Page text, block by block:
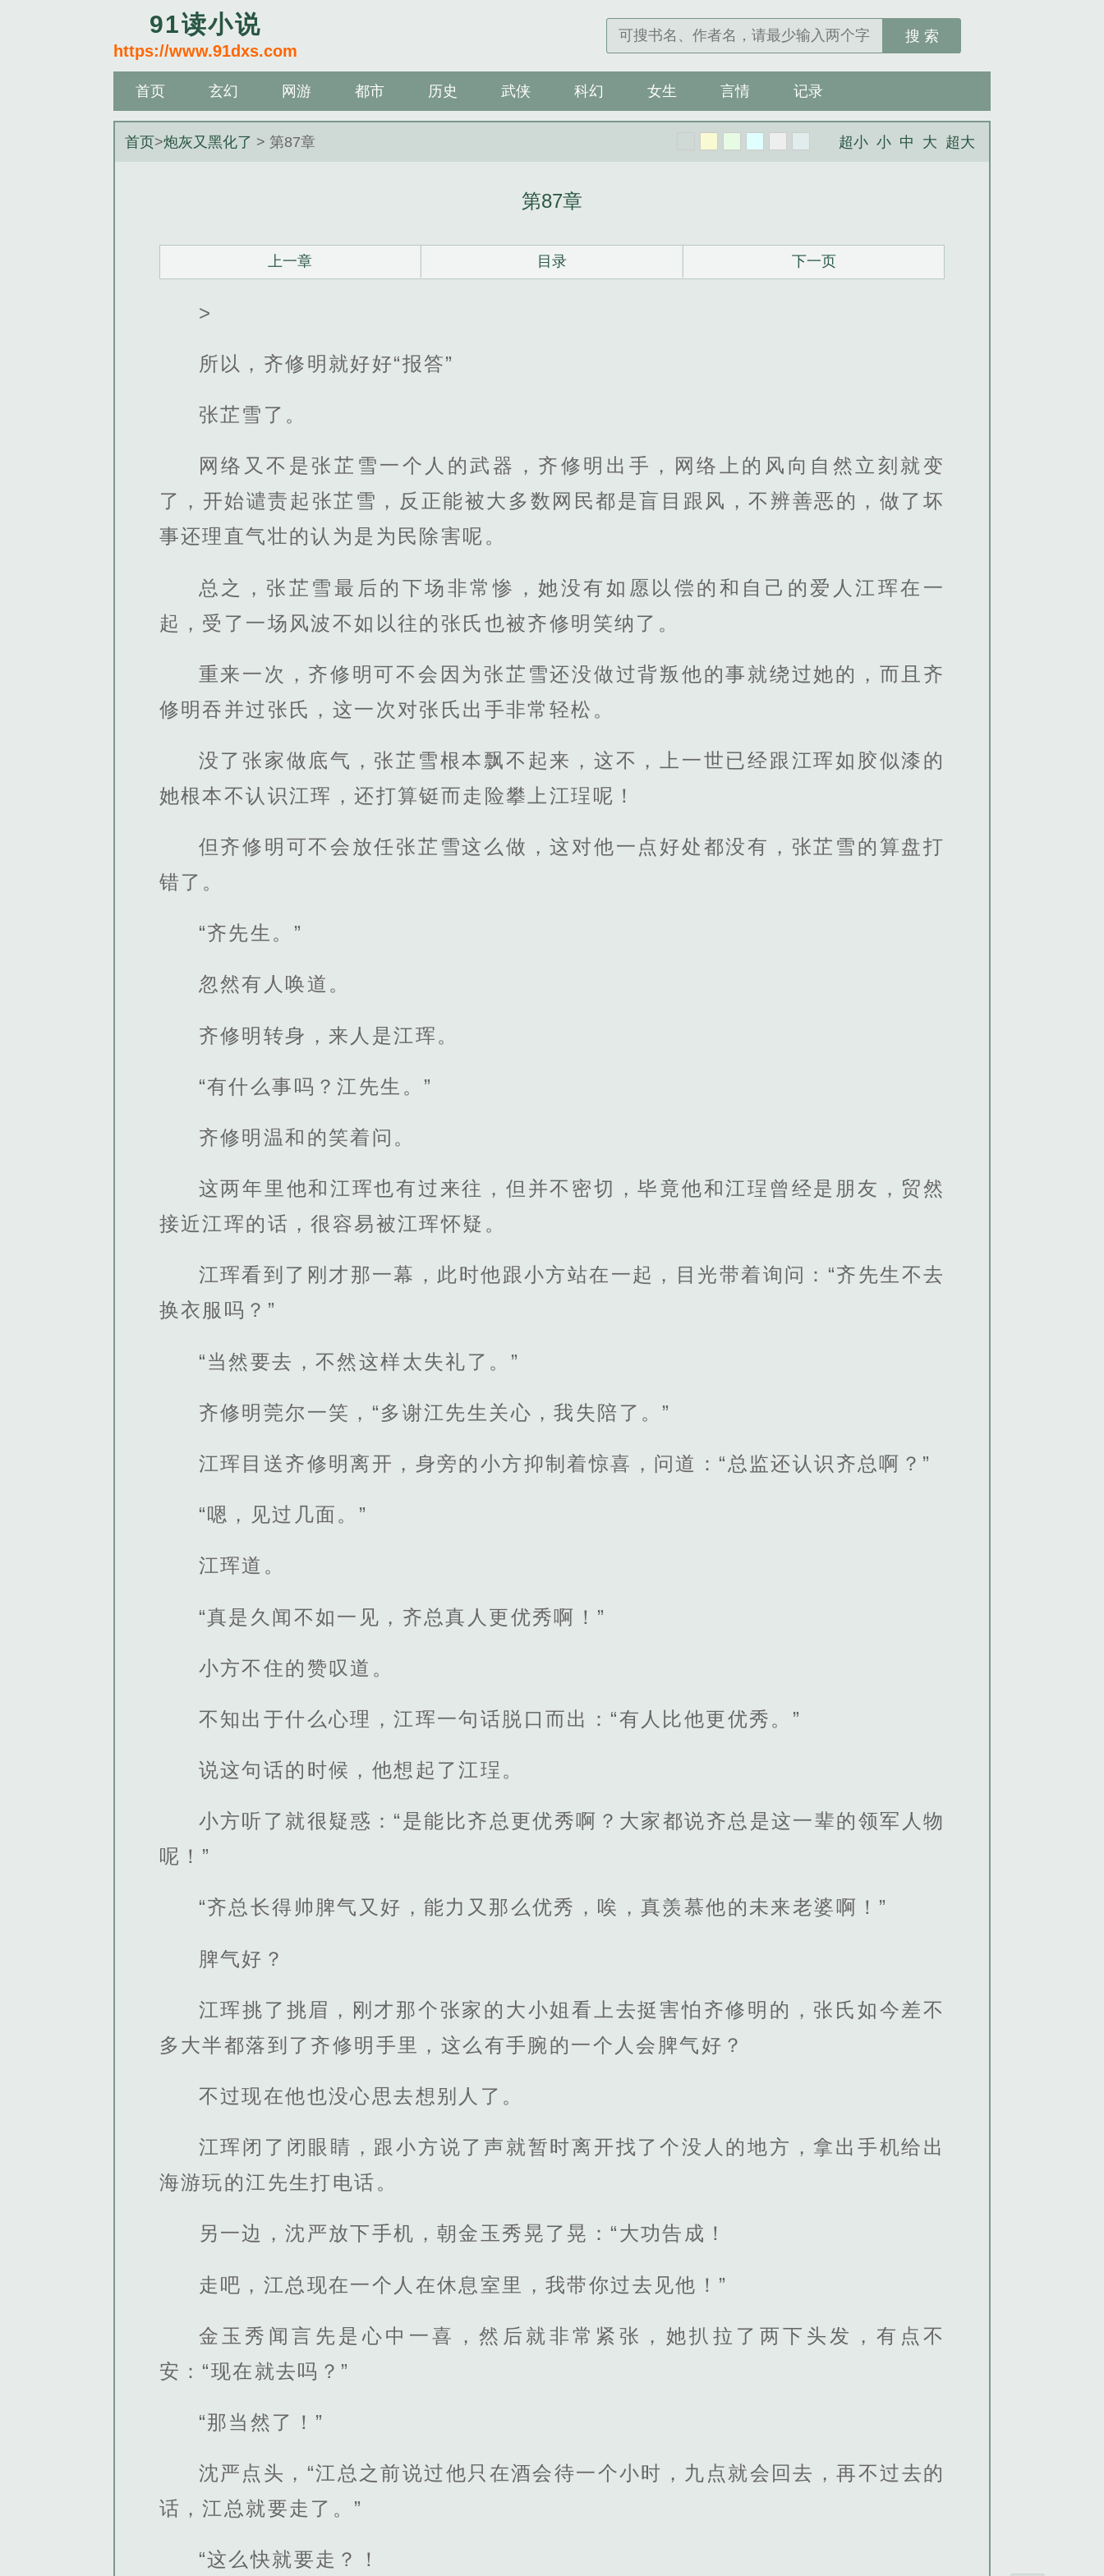
91读小说
https://www.91dxs.com
搜 索
首页 玄幻 网游 都市 历史 武侠 科幻 女生 言情 记录
首页>炮灰又黑化了 > 第87章 超小 小 中 大 超大
第87章
上一章 目录 下一页
>
所以，齐修明就好好“报答”
张芷雪了。
网络又不是张芷雪一个人的武器，齐修明出手，网络上的风向自然立刻就变
了，开始谴责起张芷雪，反正能被大多数网民都是盲目跟风，不辨善恶的，做了坏
事还理直气壮的认为是为民除害呢。
总之，张芷雪最后的下场非常惨，她没有如愿以偿的和自己的爱人江珲在一
起，受了一场风波不如以往的张氏也被齐修明笑纳了。
重来一次，齐修明可不会因为张芷雪还没做过背叛他的事就绕过她的，而且齐
修明吞并过张氏，这一次对张氏出手非常轻松。
没了张家做底气，张芷雪根本飘不起来，这不，上一世已经跟江珲如胶似漆的
她根本不认识江珲，还打算铤而走险攀上江珵呢！
但齐修明可不会放任张芷雪这么做，这对他一点好处都没有，张芷雪的算盘打
错了。
“齐先生。”
忽然有人唤道。
齐修明转身，来人是江珲。
“有什么事吗？江先生。”
齐修明温和的笑着问。
这两年里他和江珲也有过来往，但并不密切，毕竟他和江珵曾经是朋友，贸然
接近江珲的话，很容易被江珲怀疑。
江珲看到了刚才那一幕，此时他跟小方站在一起，目光带着询问：“齐先生不去
换衣服吗？”
“当然要去，不然这样太失礼了。”
齐修明莞尔一笑，“多谢江先生关心，我失陪了。”
江珲目送齐修明离开，身旁的小方抑制着惊喜，问道：“总监还认识齐总啊？”
“嗯，见过几面。”
江珲道。
“真是久闻不如一见，齐总真人更优秀啊！”
小方不住的赞叹道。
不知出于什么心理，江珲一句话脱口而出：“有人比他更优秀。”
说这句话的时候，他想起了江珵。
小方听了就很疑惑：“是能比齐总更优秀啊？大家都说齐总是这一辈的领军人物
呢！”
“齐总长得帅脾气又好，能力又那么优秀，唉，真羡慕他的未来老婆啊！”
脾气好？
江珲挑了挑眉，刚才那个张家的大小姐看上去挺害怕齐修明的，张氏如今差不
多大半都落到了齐修明手里，这么有手腕的一个人会脾气好？
不过现在他也没心思去想别人了。
江珲闭了闭眼睛，跟小方说了声就暂时离开找了个没人的地方，拿出手机给出
海游玩的江先生打电话。
另一边，沈严放下手机，朝金玉秀晃了晃：“大功告成！
走吧，江总现在一个人在休息室里，我带你过去见他！”
金玉秀闻言先是心中一喜，然后就非常紧张，她扒拉了两下头发，有点不
安：“现在就去吗？”
“那当然了！”
沈严点头，“江总之前说过他只在酒会待一个小时，九点就会回去，再不过去的
话，江总就要走了。”
“这么快就要走？！